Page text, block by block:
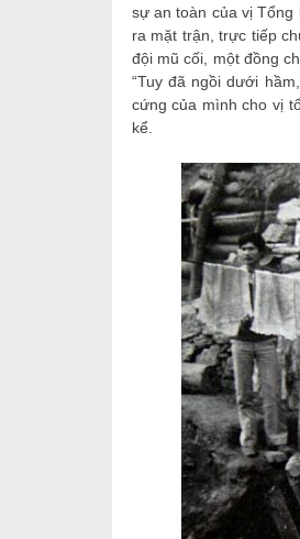
sự an toàn của vị Tổng
ra mặt trận, trực tiếp
đội mũ cối, một đồng
“Tuy đã ngồi dưới
cứng của mình cho vị
kể.